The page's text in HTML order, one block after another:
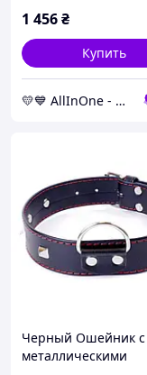
1 456₴
Купить
💛💙 AllInOne - находи все необходимое в одном магазине!
Черный Ошейник с
металлическими